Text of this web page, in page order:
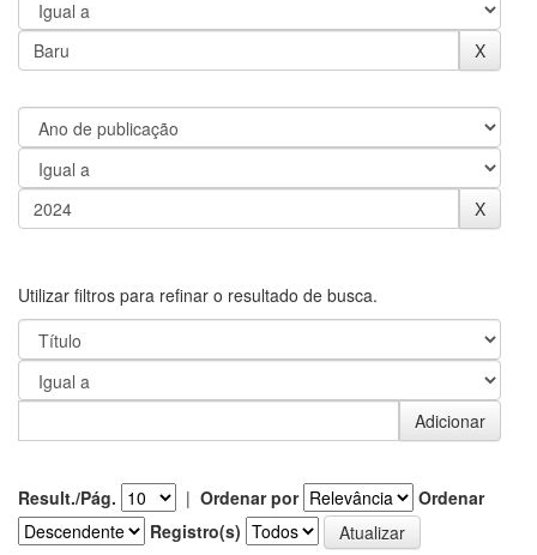
Utilizar filtros para refinar o resultado de busca.
Result./Pág. | Ordenar por
Ordenar
Registro(s)